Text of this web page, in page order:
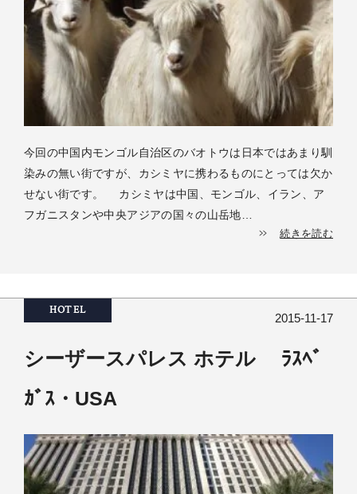
今回の中国内モンゴル自治区のバオトウは日本ではあまり馴
染みの無い街ですが、カシミヤに携わるものにとっては欠か
せない街です。 カシミヤは中国、モンゴル、イラン、ア
フガニスタンや中央アジアの国々の山岳地…
続きを読む
HOTEL
2015-11-17
シーザースパレス ホテル ﾗｽﾍﾞ
ｶﾞｽ・USA